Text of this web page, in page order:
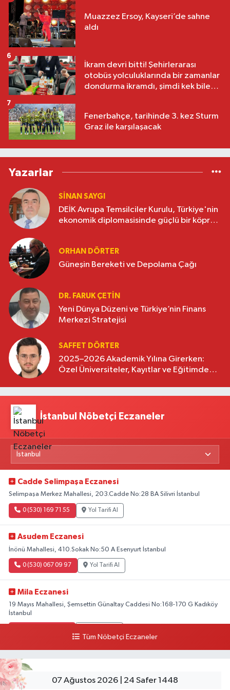
Muazzez Ersoy, Kayseri’de sahne
aldı
İkram devri bitti! Şehirlerarası
otobüs yolculuklarında bir zamanlar
dondurma ikramdı, şimdi kek bile
6
Fenerbahçe, tarihinde 3. kez Sturm
Graz ile karşılaşacak
7
Yazarlar
SINAN SAYGI
DEİK Avrupa Temsilciler Kurulu, Türkiye'nin
ekonomik diplomasisinde güçlü bir köprü
ORHAN DÖRTER
Güneşin Bereketi ve Depolama Çağı
DR. FARUK ÇETİN
Yeni Dünya Düzeni ve Türkiye’nin Finans
Merkezi Stratejisi
SAFFET DÖRTER
2025–2026 Akademik Yılına Girerken:
Özel Üniversiteler, Kayıtlar ve Eğitimde
İstanbul Nöbetçi Eczaneler
Cadde Selimpaşa Eczanesi
Selimpaşa Merkez Mahallesi, 203.Cadde No:28 BA Silivri İstanbul
0 (530) 169 71 55 Yol Tarifi Al
Asudem Eczanesi
İnönü Mahallesi, 410.Sokak No:50 A Esenyurt İstanbul
0 (530) 067 09 97 Yol Tarifi Al
Mila Eczanesi
19 Mayıs Mahallesi, Şemsettin Günaltay Caddesi No:168-170 G Kadıköy
İstanbul
Yenişehir Mahallesi, Mustafa Akyol Sokak No:6 90 Pendik İstanbul
0 (216) 627 01 31 Yol Tarifi Al
Tüm Nöbetçi Eczaneler
07 Ağustos 2026 | 24 Safer 1448